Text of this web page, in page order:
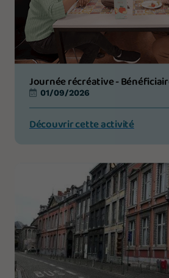
Journée récréative -
01/09/2026
Découvrir cette activité